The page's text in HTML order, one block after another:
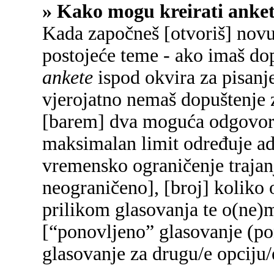
» Kako mogu kreirati
Kada započneš [otvoriš]
postojeće teme - ako imaš
ankete ispod okvira za
vjerojatno nemaš
[barem] dva moguća
maksimalan limit određuje
vremensko ograničenje
neograničeno], [broj] koliko
prilikom glasovanja te
[“ponovljeno” glasovanje
glasovanje za drugu/e